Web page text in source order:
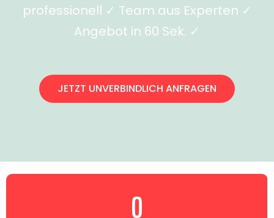
professionell ✓ Team aus Experten ✓
Angebot in 60 Sek. ✓
JETZT UNVERBINDLICH ANFRAGEN
0